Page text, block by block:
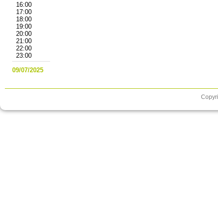
16:00
17:00
18:00
19:00
20:00
21:00
22:00
23:00
09/07/2025